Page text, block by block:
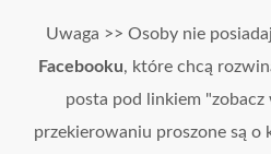
Uwaga >> Osoby nie
Facebooku, które chcą
posta pod linkiem "zobacz
przekierowaniu proszone są o